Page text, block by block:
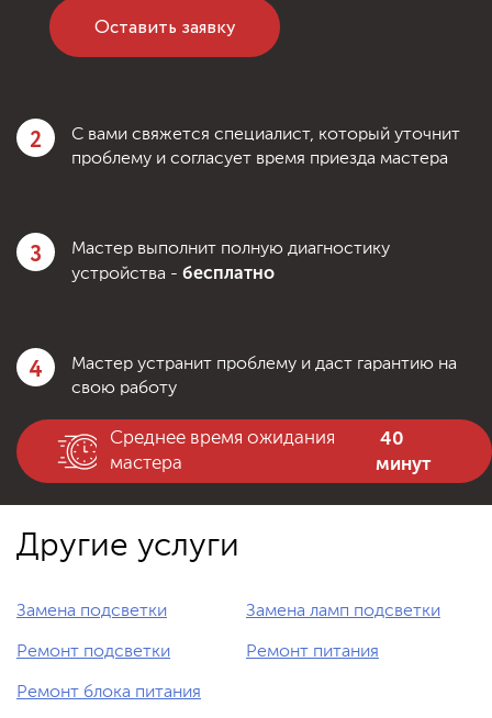
Другие услуги
Замена подсветки Замена ламп подсветки
Ремонт подсветки Ремонт питания
Ремонт блока питания
Оставить заявку
2
С вами свяжется специалист, который уточнит
проблему и согласует время приезда мастера
3
Мастер выполнит полную диагностику
устройства - бесплатно
4
Мастер устранит проблему и даст гарантию на
свою работу
Среднее время ожидания
мастера
40
минут